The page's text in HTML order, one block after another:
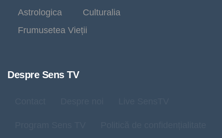
Astrologica
Culturalia
Frumusetea Vieții
Despre Sens TV